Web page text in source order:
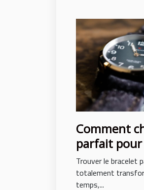
Comment
parfait
Trouver le bracelet
totalement
temps,...